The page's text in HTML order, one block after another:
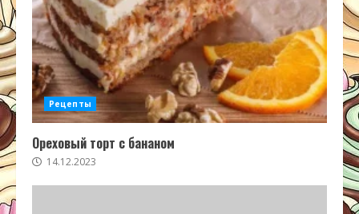
Рецепты
Ореховый торт с бананом
14.12.2023